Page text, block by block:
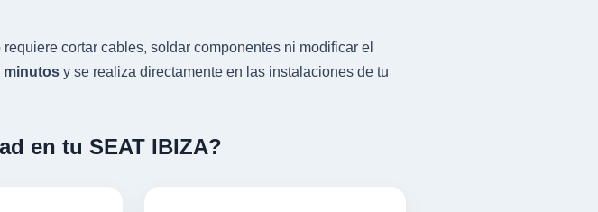
cortar cables, soldar componentes ni modificar el
minutos y se realiza directamente en las instalaciones de tu
en tu SEAT IBIZA?